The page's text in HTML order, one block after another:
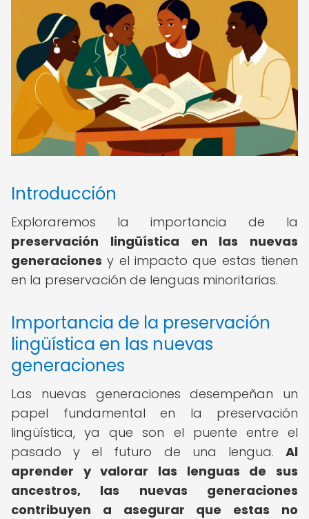
Introducción
Exploraremos la importancia de la
preservación lingüística en las nuevas
generaciones y el impacto que estas tienen
en la preservación de lenguas minoritarias.
Importancia de la preservación
lingüística en las nuevas
generaciones
Las nuevas generaciones desempeñan un
papel fundamental en la preservación
lingüística, ya que son el puente entre el
pasado y el futuro de una lengua. Al
aprender y valorar las lenguas de sus
ancestros, las nuevas generaciones
contribuyen a asegurar que estas no